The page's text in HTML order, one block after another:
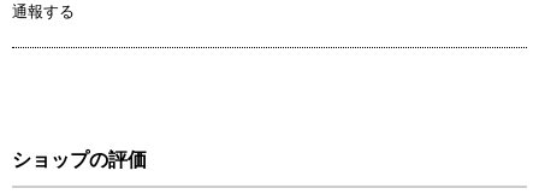
通報する
ショップの評価